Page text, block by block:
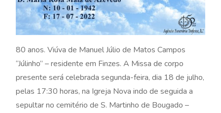
80 anos. Viúva de Manuel Júlio de Matos Campos
“Júlinho” – residente em Finzes. A Missa de corpo
presente será celebrada segunda-feira, dia 18 de julho,
pelas 17:30 horas, na Igreja Nova indo de seguida a
sepultar no cemitério de S. Martinho de Bougado –